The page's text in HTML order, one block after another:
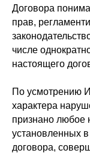
Договора
прав,
числе
настоящего
По усмотрению
характера
признано любое
установленных
договора,